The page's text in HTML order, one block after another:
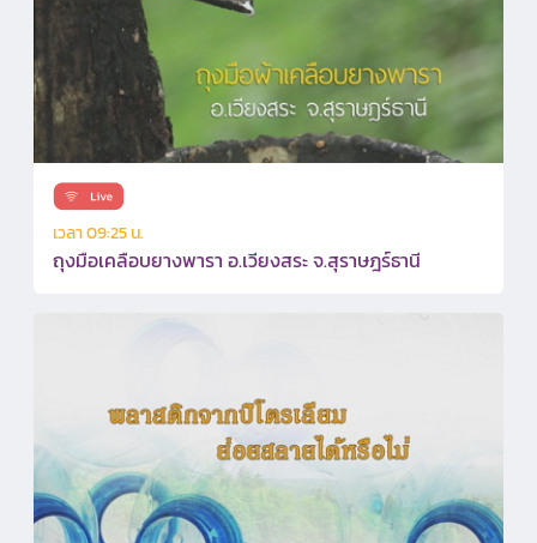
เวลา 09:25 น.
ถุงมือเคลือบยางพารา อ.เวียงสระ จ.สุราษฎร์ธานี